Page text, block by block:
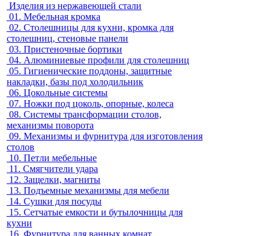
Изделия из нержавеющей стали
01. Мебельная кромка
02. Столешницы для кухни, кромка для
столешниц, стеновые панели
03. Пристеночные бортики
04. Алюминиевые профили для столешниц
05. Гигиенические поддоны, защитные
накладки, базы под холодильник
06. Цокольные системы
07. Ножки под цоколь, опорные, колеса
08. Системы трансформации столов,
механизмы поворота
09. Механизмы и фурнитура для изготовления
столов
10. Петли мебельные
11. Смягчители удара
12. Защелки, магниты
13. Подъемные механизмы для мебели
14. Сушки для посуды
15. Сетчатые емкости и бутылочницы для
кухни
16. Фурнитура для ванных комнат